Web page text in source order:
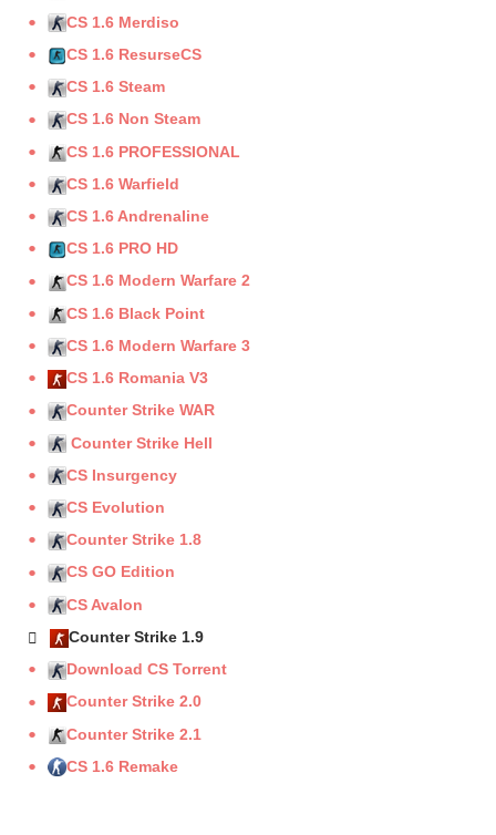
CS 1.6 Merdiso
CS 1.6 ResurseCS
CS 1.6 Steam
CS 1.6 Non Steam
CS 1.6 PROFESSIONAL
CS 1.6 Warfield
CS 1.6 Andrenaline
CS 1.6 PRO HD
CS 1.6 Modern Warfare 2
CS 1.6 Black Point
CS 1.6 Modern Warfare 3
CS 1.6 Romania V3
Counter Strike WAR
Counter Strike Hell
CS Insurgency
CS Evolution
Counter Strike 1.8
CS GO Edition
CS Avalon
Counter Strike 1.9
Download CS Torrent
Counter Strike 2.0
Counter Strike 2.1
CS 1.6 Remake